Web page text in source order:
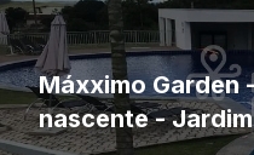
Máxximo Garden
nascente -